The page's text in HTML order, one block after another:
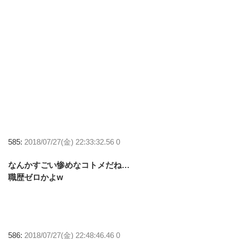
585: 2018/07/27(金) 22:33:32.56 0
なんかすごい惨めなコトメだね…
職歴ゼロかよw
586: 2018/07/27(金) 22:48:46.46 0